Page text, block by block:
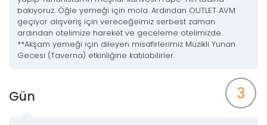
bakıyoruz. Öğle yemeği için mola. Ardından OUTLET AVM
geçiyor alışveriş için vereceğeimiz serbest zaman
ardından otelimize hareket ve geceleme otelimizde.
**Akşam yemeği için dileyen misafirlerimiz Müzikli Yunan
Gecesi (Taverna) etkinliğine katılabilirler.
Gün 3